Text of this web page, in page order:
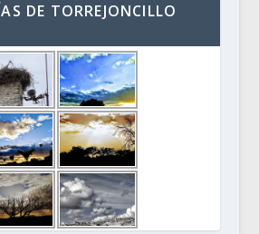
DE TORREJONCILLO